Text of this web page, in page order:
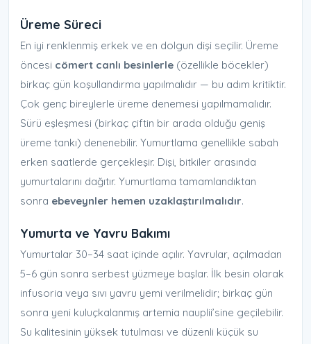
Üreme Süreci
En iyi renklenmiş erkek ve en dolgun dişi seçilir. Üreme
öncesi cömert canlı besinlerle (özellikle böcekler)
birkaç gün koşullandırma yapılmalıdır — bu adım kritiktir.
Çok genç bireylerle üreme denemesi yapılmamalıdır.
Sürü eşleşmesi (birkaç çiftin bir arada olduğu geniş
üreme tankı) denenebilir. Yumurtlama genellikle sabah
erken saatlerde gerçekleşir. Dişi, bitkiler arasında
yumurtalarını dağıtır. Yumurtlama tamamlandıktan
sonra ebeveynler hemen uzaklaştırılmalıdır.
Yumurta ve Yavru Bakımı
Yumurtalar 30–34 saat içinde açılır. Yavrular, açılmadan
5–6 gün sonra serbest yüzmeye başlar. İlk besin olarak
infusoria veya sıvı yavru yemi verilmelidir; birkaç gün
sonra yeni kuluçkalanmış artemia nauplii’sine geçilebilir.
Su kalitesinin yüksek tutulması ve düzenli küçük su